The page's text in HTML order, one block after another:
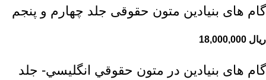
گام های بنیادین متون حقوقی جلد چهارم و پنجم
ریال
گام های بنیادین در متون حقوقي انگليسي- جلد